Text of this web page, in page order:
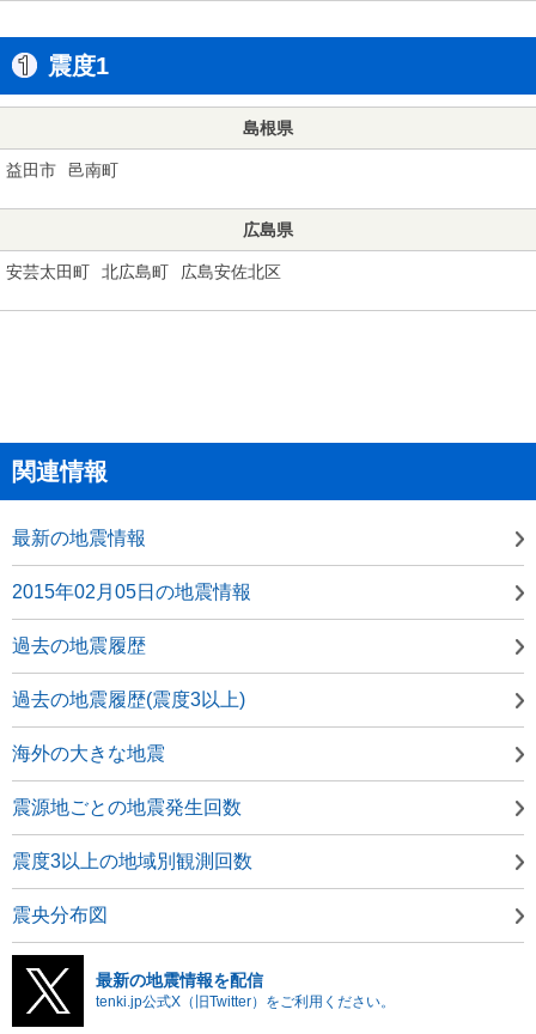
震度1
島根県
益田市 邑南町
広島県
安芸太田町 北広島町 広島安佐北区
関連情報
最新の地震情報
2015年02月05日の地震情報
過去の地震履歴
過去の地震履歴(震度3以上)
海外の大きな地震
震源地ごとの地震発生回数
震度3以上の地域別観測回数
震央分布図
最新の地震情報を配信
tenki.jp公式X（旧Twitter）をご利用ください。